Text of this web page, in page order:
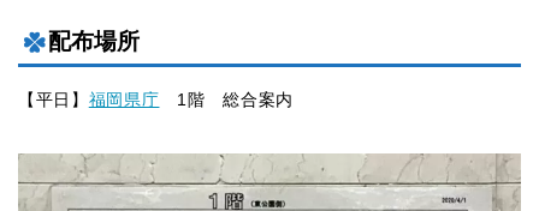
配布場所
【平日】 福岡県庁 1階 総合案内